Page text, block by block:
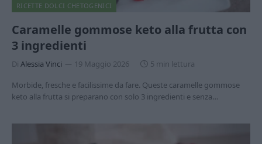
RICETTE DOLCI CHETOGENICI
Caramelle gommose keto alla frutta con
3 ingredienti
Di Alessia Vinci 19 Maggio 2026
5 min lettura
Morbide, fresche e facilissime da fare. Queste caramelle gommose
keto alla frutta si preparano con solo 3 ingredienti e senza…